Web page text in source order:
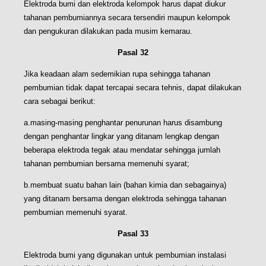
Elektroda bumi dan elektroda kelompok harus dapat diukur
tahanan pembumiannya secara tersendiri maupun kelompok
dan pengukuran dilakukan pada musim kemarau.
Pasal 32
Jika keadaan alam sedemikian rupa sehingga tahanan
pembumian tidak dapat tercapai secara tehnis, dapat dilakukan
cara sebagai berikut:
a.masing-masing penghantar penurunan harus disambung
dengan penghantar lingkar yang ditanam lengkap dengan
beberapa elektroda tegak atau mendatar sehingga jumlah
tahanan pembumian bersama memenuhi syarat;
b.membuat suatu bahan lain (bahan kimia dan sebagainya)
yang ditanam bersama dengan elektroda sehingga tahanan
pembumian memenuhi syarat.
Pasal 33
Elektroda bumi yang digunakan untuk pembumian instalasi